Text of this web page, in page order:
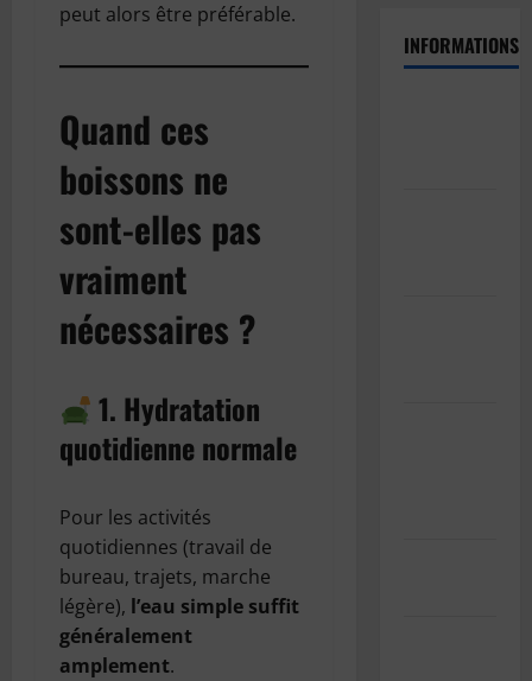
peut alors être préférable.
Quand ces
boissons ne
sont-elles pas
vraiment
nécessaires ?
1. Hydratation
quotidienne normale
Pour les activités
quotidiennes (travail de
bureau, trajets, marche
légère), l’eau simple suffit
généralement
amplement.
INFORMATIONS